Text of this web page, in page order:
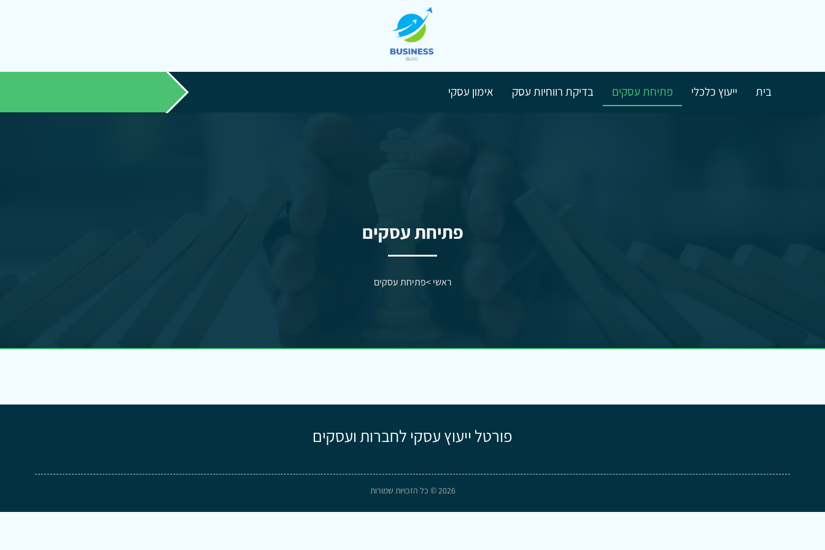
בית ייעוץ כלכלי פתיחת עסקים בדיקת רווחיות עסק אימון עסקי
פתיחת עסקים
ראשי>פתיחת עסקים
פורטל ייעוץ עסקי לחברות ועסקים
2026 © כל הזכויות שמורות